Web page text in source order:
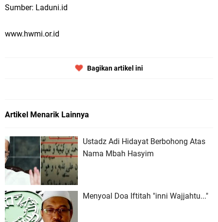
Sumber: Laduni.id
www.hwmi.or.id
Bagikan artikel ini
Artikel Menarik Lainnya
Ustadz Adi Hidayat Berbohong Atas
Nama Mbah Hasyim
Menyoal Doa Iftitah "inni Wajjahtu..."